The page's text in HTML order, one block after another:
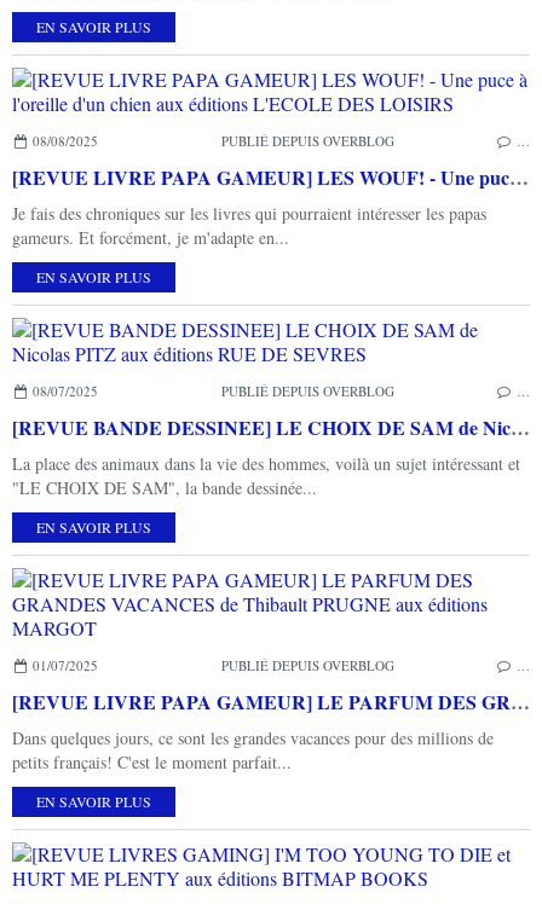
EN SAVOIR PLUS
08/08/2025 PUBLIÉ DEPUIS OVERBLOG
[REVUE LIVRE PAPA GAMEUR] LES WOUF! - Une puce à l'oreille d'un chien aux éditions L'ECOLE DES LOISIRS
Je fais des chroniques sur les livres qui pourraient intéresser les papas
gameurs. Et forcément, je m'adapte en...
EN SAVOIR PLUS
08/07/2025 PUBLIÉ DEPUIS OVERBLOG
[REVUE BANDE DESSINEE] LE CHOIX DE SAM de Nicolas PITZ aux éditions RUE DE SEVRES
La place des animaux dans la vie des hommes, voilà un sujet intéressant et
"LE CHOIX DE SAM", la bande dessinée...
EN SAVOIR PLUS
01/07/2025 PUBLIÉ DEPUIS OVERBLOG
[REVUE LIVRE PAPA GAMEUR] LE PARFUM DES GRANDES VACANCES de Thibault PRUGNE aux éditions MARGOT
Dans quelques jours, ce sont les grandes vacances pour des millions de
petits français! C'est le moment parfait...
EN SAVOIR PLUS